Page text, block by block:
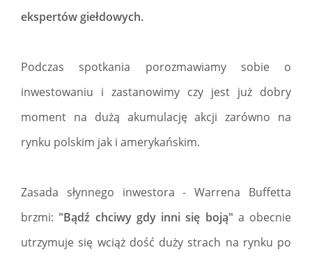
ekspertów giełdowych.
Podczas spotkania porozmawiamy sobie o
inwestowaniu i zastanowimy czy jest już dobry
moment na dużą akumulację akcji zarówno na
rynku polskim jak i amerykańskim.
Zasada słynnego inwestora - Warrena Buffetta
brzmi: "Bądź chciwy gdy inni się boją" a obecnie
utrzymuje się wciąż dość duży strach na rynku po